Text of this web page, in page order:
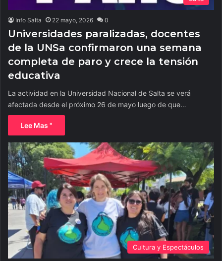
Info Salta 22 mayo, 2026 0
Universidades paralizadas, docentes
de la UNSa confirmaron una semana
completa de paro y crece la tensión
educativa
La actividad en la Universidad Nacional de Salta se verá
afectada desde el próximo 26 de mayo luego de que…
Lee Mas "
Cultura y Espectáculos